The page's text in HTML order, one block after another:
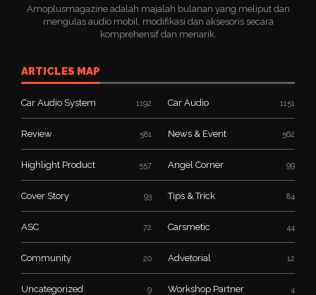
Amoplusmagazine adalah majalah bulanan yang meliput dan
mengulas audio mobil, modifikasi dan aksesoris secara
komprehensif dan menarik.
ARTICLES MAP
Car Audio System 1192 Car Audio 1151
Review 581 News & Event 562
Highlight Product 557 Angel Corner 99
Cover Story 93 Tips & Trick 84
ASC 72 Carsmetic 44
Community 20 Advetorial 12
Uncategorized 9 Workshop Partner 4